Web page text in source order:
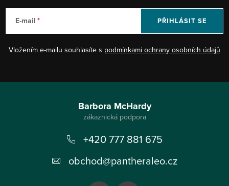
E-mail
Vložením e-mailu souhlasíte s podmínkami ochrany osobních údajů
PŘIHLÁSIT SE
Barbora McHardy
+420 777 881 675
obchod@pantheraleo.cz